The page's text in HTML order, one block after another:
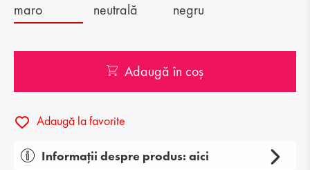
maro
neutrală negru
Adaugă în coș
Adaugă la favorite
Informații despre produs: aici